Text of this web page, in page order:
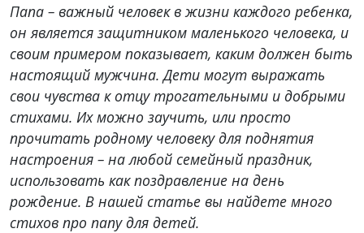
Папа – важный человек в жизни каждого ребенка,
он является защитником маленького человека, и
своим примером показывает, каким должен быть
настоящий мужчина. Дети могут выражать
свои чувства к отцу трогательными и добрыми
стихами. Их можно заучить, или просто
прочитать родному человеку для поднятия
настроения – на любой семейный праздник,
использовать как поздравление на день
рождение. В нашей статье вы найдете много
стихов про папу для детей.